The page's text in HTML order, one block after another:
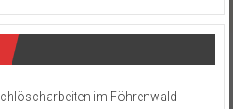
im Föhrenwald